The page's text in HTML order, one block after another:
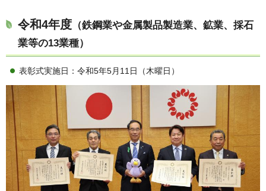
令和4年度 （鉄鋼業や金属製品製造業、鉱業、採石
業等の13業種）
表彰式実施日：令和5年5月11日（木曜日）